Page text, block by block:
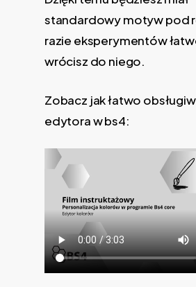
standardowy motyw pod
razie eksperymentów
wrócisz do niego.
Zobacz jak łatwo
edytora w bs4: